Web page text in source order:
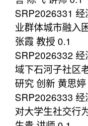
SRP2026331 经
业群体城市融入
张霞 教授 0.1
SRP2026332 经
域下石河子社区
研究 创新 黄思
SRP2026333 经
对大学生社交行